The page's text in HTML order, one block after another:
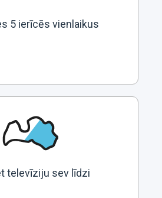
5 ierīcēs vienlaikus
televīziju sev līdzi